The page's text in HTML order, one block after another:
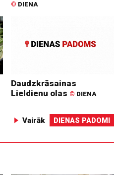
© DIENA
Daudzkrāsainas
Lieldienu olas © DIENA
Vairāk DIENAS PADOMI